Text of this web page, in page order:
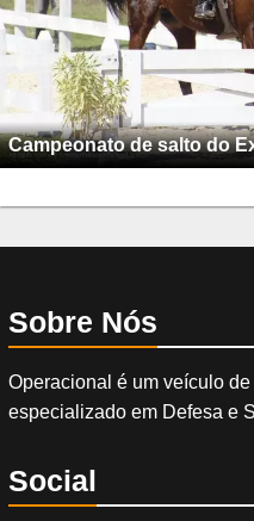
Campeonato de salto do
Sobre Nós
Operacional é um veículo
especializado em Defesa e
Social